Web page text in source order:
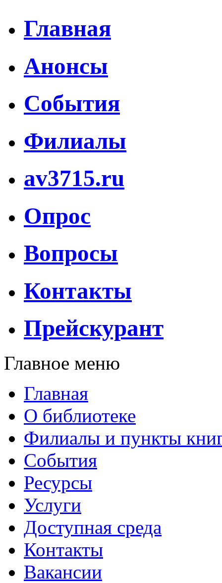
Главная
Анонсы
События
Филиалы
av3715.ru
Опрос
Вопросы
Контакты
Прейскурант
Главное меню
Главная
О библиотеке
Филиалы и пункты
События
Ресурсы
Услуги
Доступная среда
Контакты
Вакансии